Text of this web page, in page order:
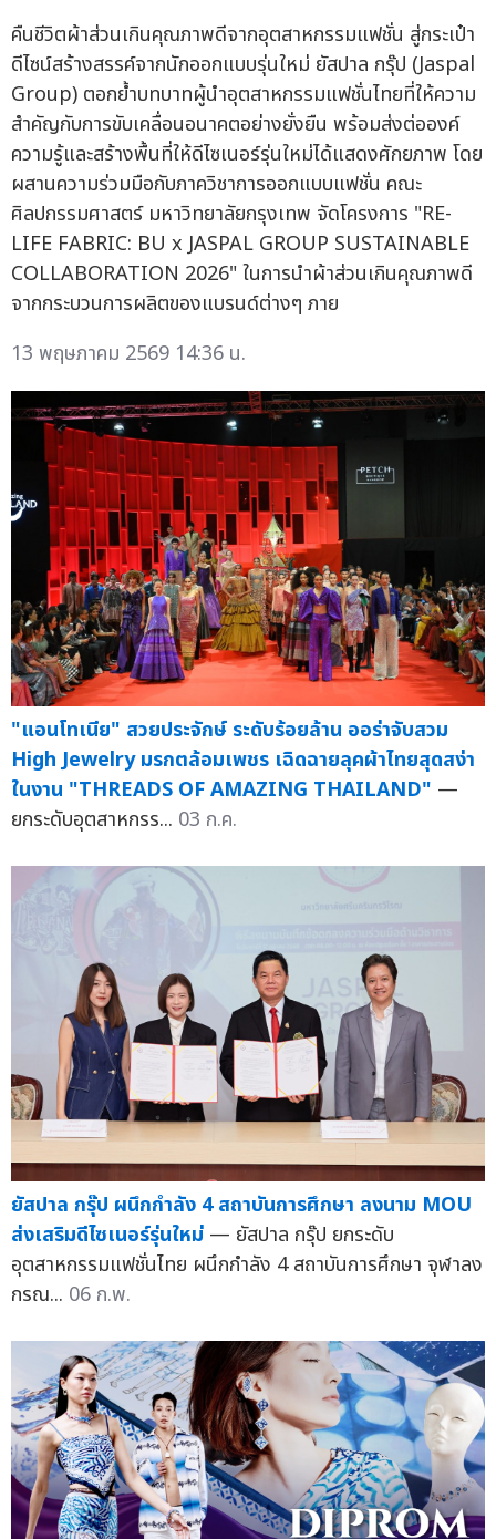
คืนชีวิตผ้าส่วนเกินคุณภาพดีจากอุตสาหกรรมแฟชั่น สู่กระเป๋า
ดีไซน์สร้างสรรค์จากนักออกแบบรุ่นใหม่ ยัสปาล กรุ๊ป (Jaspal
Group) ตอกย้ำบทบาทผู้นำอุตสาหกรรมแฟชั่นไทยที่ให้ความ
สำคัญกับการขับเคลื่อนอนาคตอย่างยั่งยืน พร้อมส่งต่อองค์
ความรู้และสร้างพื้นที่ให้ดีไซเนอร์รุ่นใหม่ได้แสดงศักยภาพ โดย
ผสานความร่วมมือกับภาควิชาการออกแบบแฟชั่น คณะ
ศิลปกรรมศาสตร์ มหาวิทยาลัยกรุงเทพ จัดโครงการ "RE-
LIFE FABRIC: BU x JASPAL GROUP SUSTAINABLE
COLLABORATION 2026" ในการนำผ้าส่วนเกินคุณภาพดี
จากกระบวนการผลิตของแบรนด์ต่างๆ ภาย
13 พฤษภาคม 2569 14:36 น.
"แอนโทเนีย" สวยประจักษ์ ระดับร้อยล้าน ออร่าจับสวม
High Jewelry มรกตล้อมเพชร เฉิดฉายลุคผ้าไทยสุดสง่า
ในงาน "THREADS OF AMAZING THAILAND" —
ยกระดับอุตสาหกรร... 03 ก.ค.
ยัสปาล กรุ๊ป ผนึกกำลัง 4 สถาบันการศึกษา ลงนาม MOU
ส่งเสริมดีไซเนอร์รุ่นใหม่ — ยัสปาล กรุ๊ป ยกระดับ
อุตสาหกรรมแฟชั่นไทย ผนึกกำลัง 4 สถาบันการศึกษา จุฬาลง
กรณ... 06 ก.พ.